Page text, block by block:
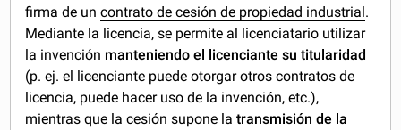
firma de uncontrato de cesión de propiedad industrial.
Mediante la licencia, se permite al licenciatario utilizar
la invención manteniendo el licenciante su titularidad
(p. ej. el licenciante puede otorgar otros contratos de
licencia, puede hacer uso de la invención, etc.),
mientras que la cesión supone la transmisión de la